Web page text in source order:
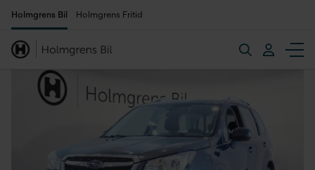
Holmgrens Bil Holmgrens Fritid